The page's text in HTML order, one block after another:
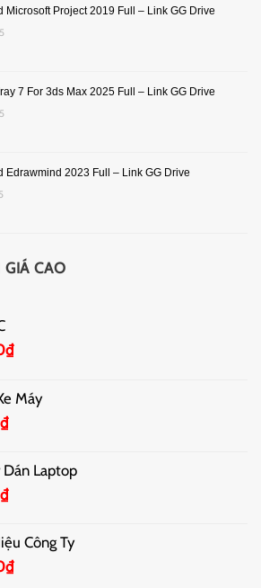
Microsoft Project 2019 Full – Link GG Drive
7 For 3ds Max 2025 Full – Link GG Drive
Edrawmind 2023 Full – Link GG Drive
CAO
₫
Máy
₫
Laptop
₫
Công Ty
₫